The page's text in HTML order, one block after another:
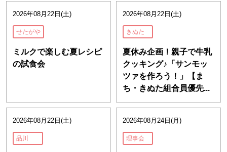
2026年08月22日(土)
せたがや
ミルクで楽しむ夏レシピ
の試食会
2026年08月22日(土)
きぬた
夏休み企画！親子で牛乳
クッキング♪「サンモッ
ツァを作ろう！」【ま
ち・きぬた組合員優先...
2026年08月22日(土)
品川
2026年08月24日(月)
理事会